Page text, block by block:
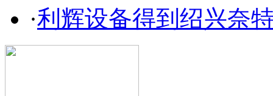
·利辉设备得到绍兴奈